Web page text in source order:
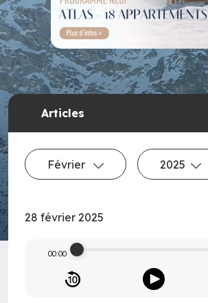
Articles
Février 2025
28 février 2025
00:00